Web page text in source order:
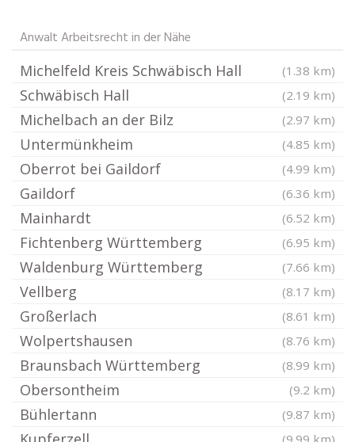
Anwalt Arbeitsrecht in der Nähe
Michelfeld Kreis Schwäbisch Hall (1.38 km)
Schwäbisch Hall (2.19 km)
Michelbach an der Bilz (2.97 km)
Untermünkheim (4.85 km)
Oberrot bei Gaildorf (4.99 km)
Gaildorf (6.36 km)
Mainhardt (6.52 km)
Fichtenberg Württemberg (6.95 km)
Waldenburg Württemberg (7.66 km)
Vellberg (8.17 km)
Großerlach (8.61 km)
Wolpertshausen (8.76 km)
Braunsbach Württemberg (8.99 km)
Obersontheim (9.2 km)
Bühlertann (9.87 km)